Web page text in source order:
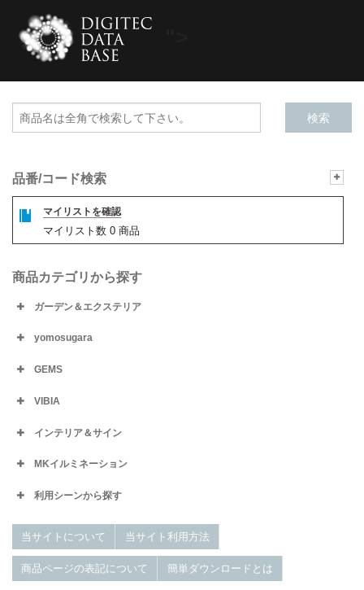
品番/コード検索
マイリストを確認
マイリスト数 0 商品
商品カテゴリから探す
ガーデン＆エクステリア
yomosugara
GEMS
VIBIA
インテリア＆サイン
MKイルミネーション
利用シーンから探す
当サイトについて 当サイト利用方法
商品ページの表記について 簡単ダウンロードとは